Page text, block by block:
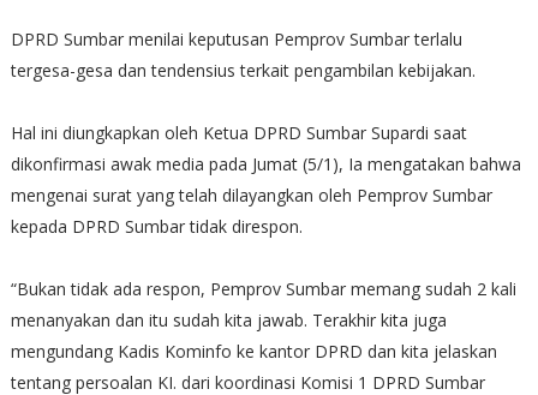
DPRD Sumbar menilai keputusan Pemprov Sumbar terlalu
tergesa-gesa dan tendensius terkait pengambilan kebijakan.
Hal ini diungkapkan oleh Ketua DPRD Sumbar Supardi saat
dikonfirmasi awak media pada Jumat (5/1), Ia mengatakan bahwa
mengenai surat yang telah dilayangkan oleh Pemprov Sumbar
kepada DPRD Sumbar tidak direspon.
“Bukan tidak ada respon, Pemprov Sumbar memang sudah 2 kali
menanyakan dan itu sudah kita jawab. Terakhir kita juga
mengundang Kadis Kominfo ke kantor DPRD dan kita jelaskan
tentang persoalan KI. dari koordinasi Komisi 1 DPRD Sumbar